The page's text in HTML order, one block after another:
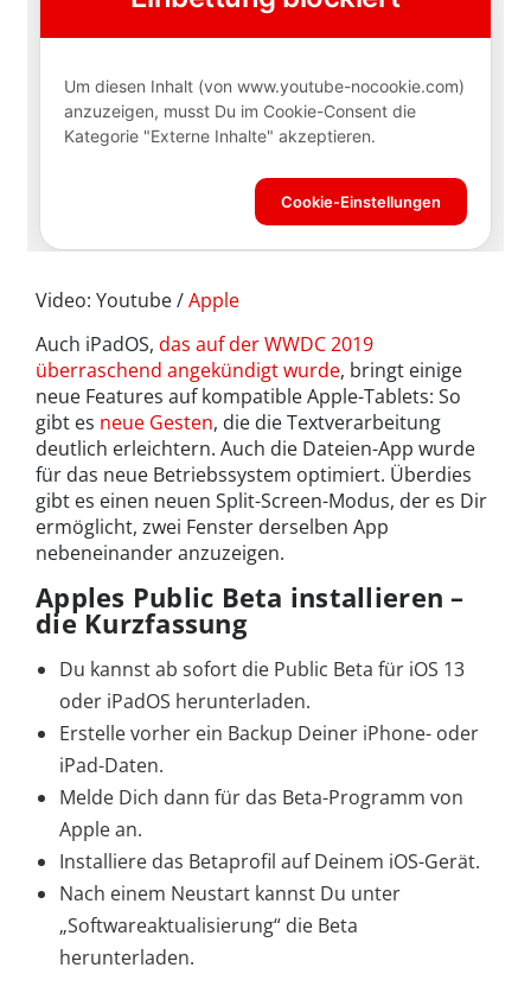
Video: Youtube /Apple
Auch iPadOS, das auf der WWDC 2019
überraschend angekündigt wurde, bringt einige
neue Features auf kompatible Apple-Tablets: So
gibt es neue Gesten, die die Textverarbeitung
deutlich erleichtern. Auch die Dateien-App wurde
für das neue Betriebssystem optimiert. Überdies
gibt es einen neuen Split-Screen-Modus, der es Dir
ermöglicht, zwei Fenster derselben App
nebeneinander anzuzeigen.
Apples Public Beta installieren –
die Kurzfassung
Du kannst ab sofort die Public Beta für iOS 13
oder iPadOS herunterladen.
Erstelle vorher ein Backup Deiner iPhone- oder
iPad-Daten.
Melde Dich dann für das Beta-Programm von
Apple an.
Installiere das Betaprofil auf Deinem iOS-Gerät.
Nach einem Neustart kannst Du unter
„Softwareaktualisierung“ die Beta
herunterladen.